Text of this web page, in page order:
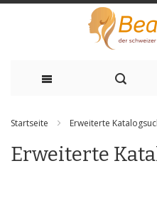
springen
Startseite Erweiterte
Erweiterte